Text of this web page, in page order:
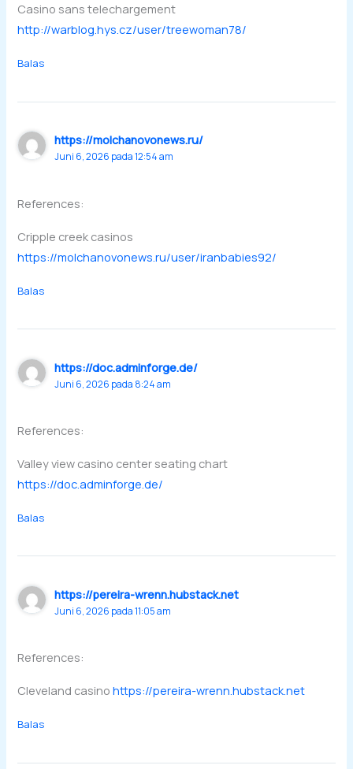
Casino sans telechargement
http://warblog.hys.cz/user/treewoman78/
Balas
https://molchanovonews.ru/
Juni 6, 2026 pada 12:54 am
References:
Cripple creek casinos
https://molchanovonews.ru/user/iranbabies92/
Balas
https://doc.adminforge.de/
Juni 6, 2026 pada 8:24 am
References:
Valley view casino center seating chart
https://doc.adminforge.de/
Balas
https://pereira-wrenn.hubstack.net
Juni 6, 2026 pada 11:05 am
References:
Cleveland casinohttps://pereira-wrenn.hubstack.net
Balas